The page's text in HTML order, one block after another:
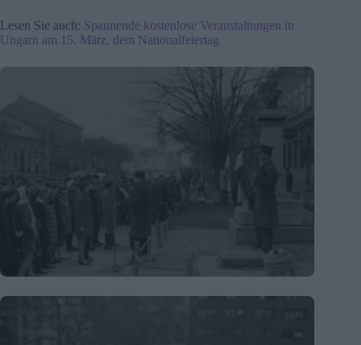
Lesen Sie auch: Spannende kostenlose Veranstaltungen in
Ungarn am 15. März, dem Nationalfeiertag